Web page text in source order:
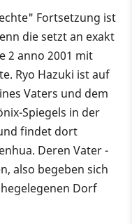
Fortsetzung ist
die setzt an exakt
2 anno 2001 mit
Ryo Hazuki ist auf
Vaters und dem
Spiegels in der
findet dort
Deren Vater -
also begeben sich
Dorf